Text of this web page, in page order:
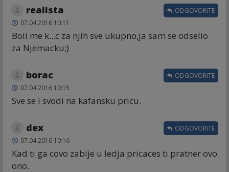
realista
07.04.2016 10:11
Boli me k...c za njih sve ukupno,ja sam se odselio
za Njemacku;)
ODGOVORITE
borac
07.04.2016 10:15
Sve se i svodi na kafansku pricu.
ODGOVORITE
dex
07.04.2016 10:16
Кad ti ga covo zabije u ledja pricaces ti pratner ovo
ono.
ODGOVORITE